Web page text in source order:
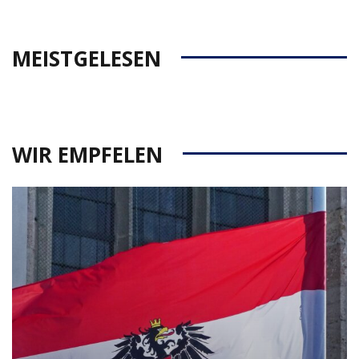
MEISTGELESEN
WIR EMPFELEN